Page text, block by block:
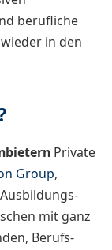
berufliche
in den
Private
Group,
mit ganz
Berufs-